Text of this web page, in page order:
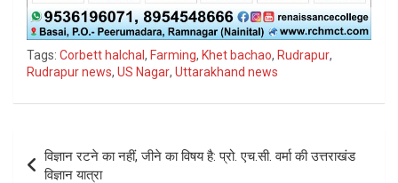
Tags: Corbett halchal , Farming, Khet bachao, Rudrapur,
Rudrapur news, US Nagar, Uttarakhand news
Post
navigation
विज्ञान रटने का नहीं, जीने का विषय है: प्रो. एच.सी. वर्मा की उत्तराखंड
विज्ञान यात्रा